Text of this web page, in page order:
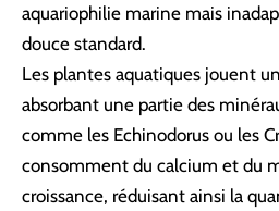
aquariophilie marine mais
douce standard.
Les plantes aquatiques jouent
absorbant une partie des
comme les Echinodorus ou les
consomment du calcium et du
croissance, réduisant ainsi la